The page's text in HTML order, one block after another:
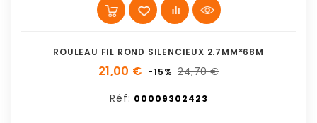
ROULEAU FIL ROND SILENCIEUX 2.7MM*68M
21,00 € -15% 24,70 €
Réf: 00009302423